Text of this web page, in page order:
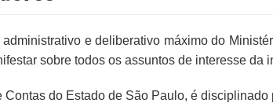
e deliberativo máximo do
sobre todos os assuntos de interesse da
Contas do Estado de São Paulo, é disciplinado